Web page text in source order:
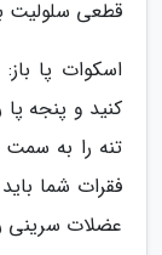
قطعی سلولیت
اسکوات پا
کنید و پنجه پا
تنه را به سمت
فقرات شما
عضلات سرینی